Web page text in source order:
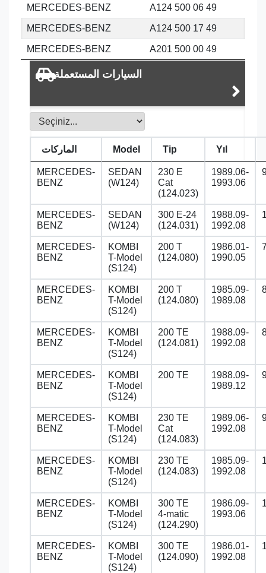
MERCEDES-BENZ A124 500 06 49
MERCEDES-BENZ A124 500 17 49
MERCEDES-BENZ A201 500 00 49
السيارات المستعملة
الماركات Model Tip Yıl
MERCEDES-
BENZ
SEDAN
(W124)
230 E
Cat
(124.023)
1989.06-
1993.06
MERCEDES-
BENZ
SEDAN
(W124)
300 E-24
(124.031)
1988.09-
1992.08
MERCEDES-
BENZ
KOMBI
T-Model
(S124)
200 T
(124.080)
1986.01-
1990.05
MERCEDES-
BENZ
KOMBI
T-Model
(S124)
200 T
(124.080)
1985.09-
1989.08
MERCEDES-
BENZ
KOMBI
T-Model
(S124)
200 TE
(124.081)
1988.09-
1992.08
MERCEDES-
BENZ
KOMBI
T-Model
(S124)
200 TE
1988.09-
1989.12
MERCEDES-
BENZ
KOMBI
T-Model
(S124)
230 TE
Cat
(124.083)
1989.06-
1992.08
MERCEDES-
BENZ
KOMBI
T-Model
(S124)
230 TE
(124.083)
1985.09-
1992.08
MERCEDES-
BENZ
KOMBI
T-Model
(S124)
300 TE
4-matic
(124.290)
1986.09-
1993.06
MERCEDES-
BENZ
KOMBI
T-Model
(S124)
300 TE
(124.090)
1986.01-
1992.08